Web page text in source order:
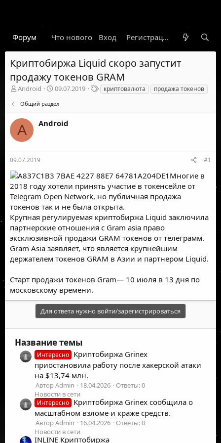
Форум Что нового Гарант Новости
Вход Регистрация
Криптобиржа Liquid скоро запустит
продажу токенов GRAM
А
о
р
т
е
м
ы
Android
Д
т
а
н
а
09.07.2019
Т
е
и
криптовалюта продажа токенов
Общий раздел
A Android
09.07.2019 #1
Многие в
2018 году хотели принять участие в токенсейле от
Telegram Open Network, но публичная продажа
токенов так и не была открыта.
Крупная регулируемая криптобиржа Liquid заключила
партнерские отношения с Gram asia право
эксклюзивной продажи GRAM токенов от телеграмм.
Gram Asia заявляет, что является крупнейшим
держателем токенов GRAM в Азии и партнером Liquid.
Старт продажи токенов Gram— 10 июля в 13 дня по
московскому времени.
Для ответа нужно войти/зарегистрироваться
Название темы
Интересно Криптобиржа Grinex
приостановила работу после хакерской атаки
на $13,74 млн.
Автор Admin 18.04.2026
Ответы: 0
Новости в сети
Интересно Криптобиржа Grinex сообщила о
масштабном взломе и краже средств.
Автор Admin 16.04.2026
Ответы: 0
Новости в сети
INLINE Криптобиржа